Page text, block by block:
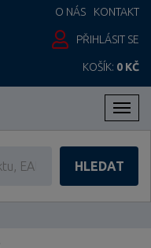
O NÁS KONTAKT
PŘIHLÁSIT SE
KOŠÍK: 0 KČ
HLEDAT